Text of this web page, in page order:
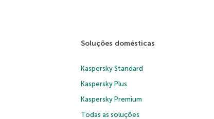
Soluções domésticas
Kaspersky Standard
Kaspersky Plus
Kaspersky Premium
Todas as soluções